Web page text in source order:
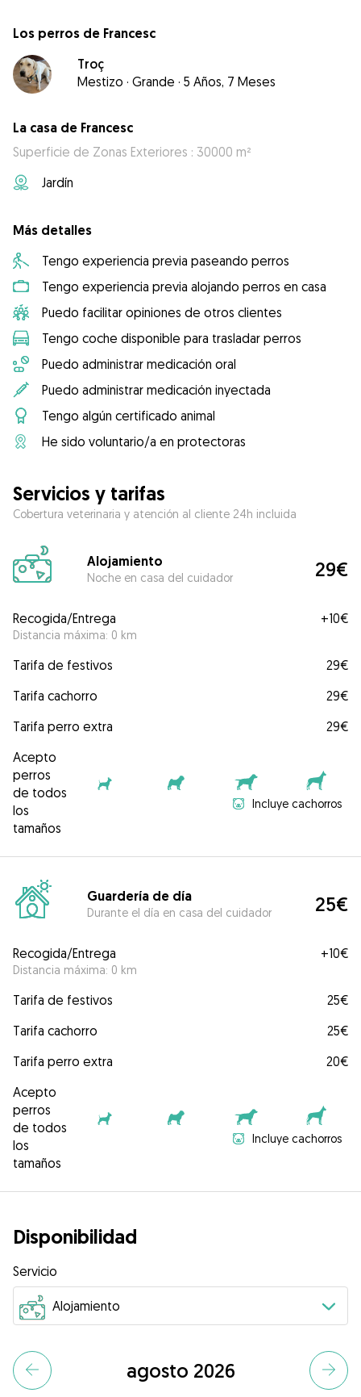
Los perros de Francesc
Troç
Mestizo · Grande · 5 Años, 7 Meses
La casa de Francesc
Superficie de Zonas Exteriores : 30000 m²
Jardín
Más detalles
Tengo experiencia previa paseando perros
Tengo experiencia previa alojando perros en casa
Puedo facilitar opiniones de otros clientes
Tengo coche disponible para trasladar perros
Puedo administrar medicación oral
Puedo administrar medicación inyectada
Tengo algún certificado animal
He sido voluntario/a en protectoras
Servicios y tarifas
Cobertura veterinaria y atención al cliente 24h incluida
Alojamiento
Noche en casa del cuidador 29€
Recogida/Entrega
Distancia máxima: 0 km
+10€
Tarifa de festivos
29€
Tarifa cachorro
29€
Tarifa perro extra
29€
Acepto
perros
de todos
los
tamaños
Incluye cachorros
Guardería de día
Durante el día en casa del cuidador 25€
Recogida/Entrega
Distancia máxima: 0 km
+10€
Tarifa de festivos
25€
Tarifa cachorro
25€
Tarifa perro extra
20€
Acepto
perros
de todos
los
tamaños
Incluye cachorros
Disponibilidad
Servicio
agosto 2026